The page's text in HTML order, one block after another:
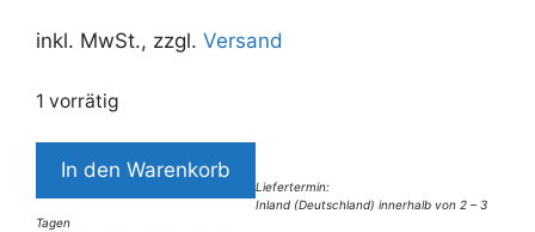
inkl. MwSt., zzgl. Versand
1 vorrätig
9700OT4
kleine
Pavini
In den Warenkorb
Liefertermin:
Inland (Deutschland) innerhalb von 2 – 3
Tagen